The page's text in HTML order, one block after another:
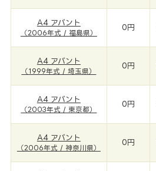
A4 アバント
（2006年式 / 福島県）
0円
A4 アバント
（1999年式 / 埼玉県）
0円
A4 アバント
（2003年式 / 東京都）
0円
A4 アバント
（2006年式 / 神奈川県）
0円